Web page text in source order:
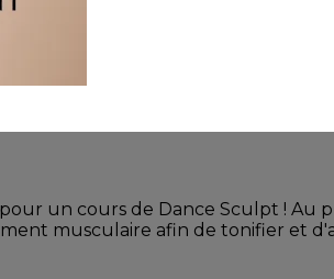
un cours de Dance Sculpt ! Au
musculaire afin de tonifier et